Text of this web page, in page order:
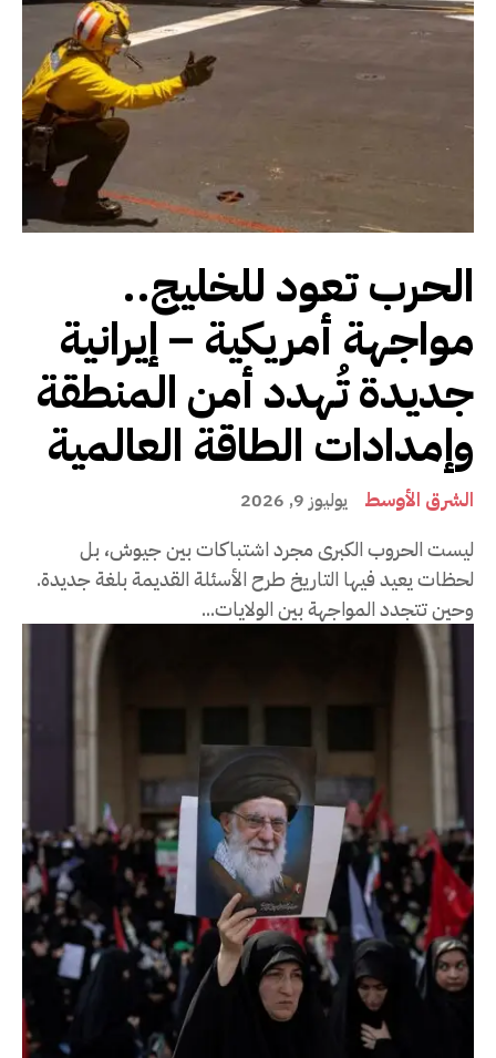
الحرب تعود للخليج..
مواجهة أمريكية – إيرانية
جديدة تُهدد أمن المنطقة
وإمدادات الطاقة العالمية
الشرق الأوسط يوليوز 9, 2026
ليست الحروب الكبرى مجرد اشتباكات بين جيوش، بل
لحظات يعيد فيها التاريخ طرح الأسئلة القديمة بلغة جديدة.
وحين تتجدد المواجهة بين الولايات...